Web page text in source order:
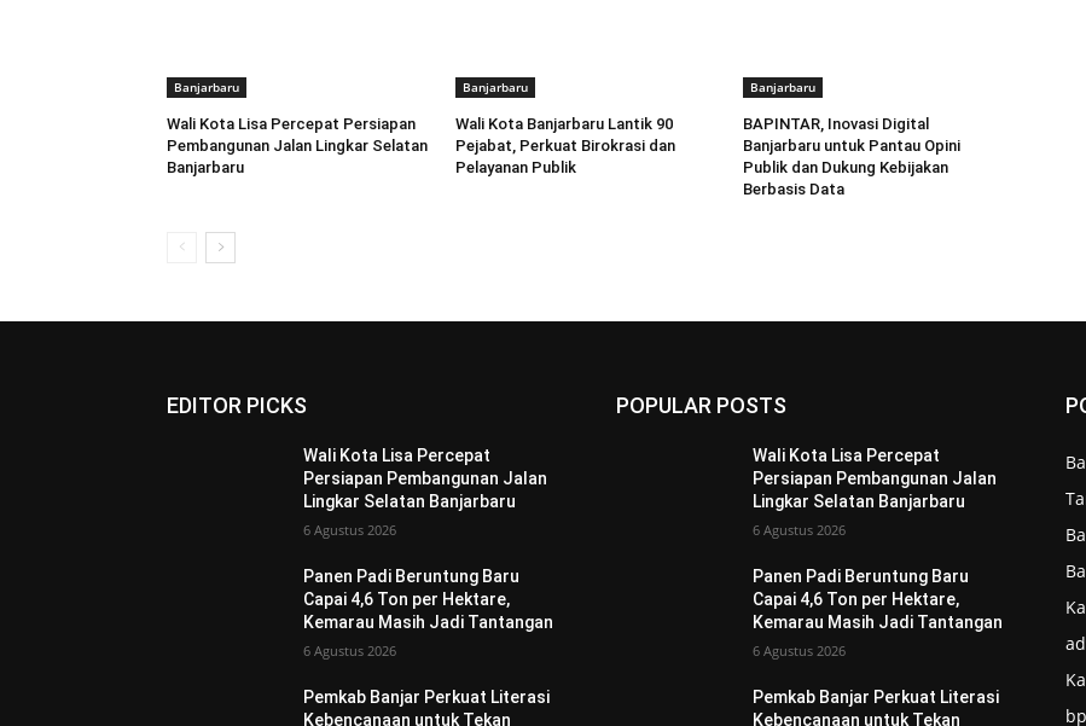
Banjarbaru
Wali Kota Lisa Percepat Persiapan
Pembangunan Jalan Lingkar Selatan
Banjarbaru
Banjarbaru
Wali Kota Banjarbaru Lantik 90
Pejabat, Perkuat Birokrasi dan
Pelayanan Publik
Banjarbaru
BAPINTAR, Inovasi Digital
Banjarbaru untuk Pantau Opini
Publik dan Dukung Kebijakan
Berbasis Data
EDITOR PICKS
Wali Kota Lisa Percepat
Persiapan Pembangunan Jalan
Lingkar Selatan Banjarbaru
6 Agustus 2026
Panen Padi Beruntung Baru
Capai 4,6 Ton per Hektare,
Kemarau Masih Jadi Tantangan
6 Agustus 2026
Pemkab Banjar Perkuat Literasi
Kebencanaan untuk Tekan
POPULAR POSTS
Wali Kota Lisa Percepat
Persiapan Pembangunan Jalan
Lingkar Selatan Banjarbaru
6 Agustus 2026
Panen Padi Beruntung Baru
Capai 4,6 Ton per Hektare,
Kemarau Masih Jadi Tantangan
6 Agustus 2026
Pemkab Banjar Perkuat Literasi
Kebencanaan untuk Tekan